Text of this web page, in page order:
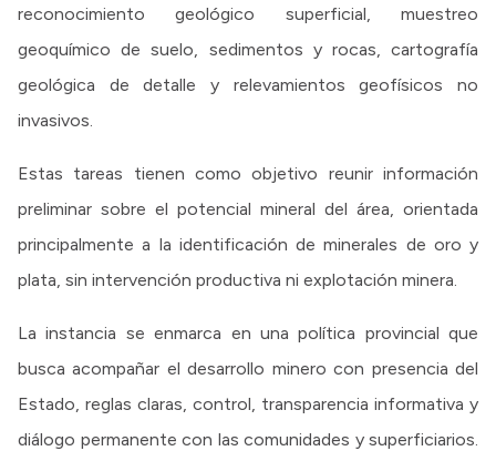
reconocimiento geológico superficial, muestreo
geoquímico de suelo, sedimentos y rocas, cartografía
geológica de detalle y relevamientos geofísicos no
invasivos.
Estas tareas tienen como objetivo reunir información
preliminar sobre el potencial mineral del área, orientada
principalmente a la identificación de minerales de oro y
plata, sin intervención productiva ni explotación minera.
La instancia se enmarca en una política provincial que
busca acompañar el desarrollo minero con presencia del
Estado, reglas claras, control, transparencia informativa y
diálogo permanente con las comunidades y superficiarios.